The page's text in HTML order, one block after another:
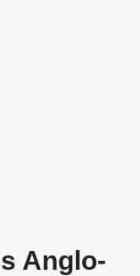
Anglo-